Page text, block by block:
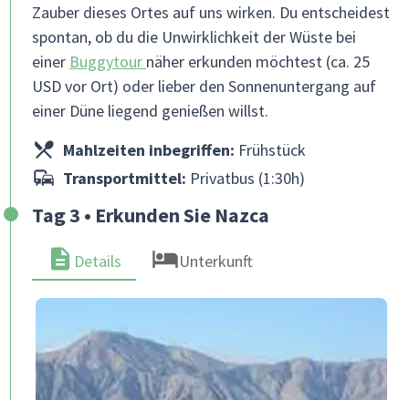
Zauber dieses Ortes auf uns wirken. Du entscheidest
spontan, ob du die Unwirklichkeit der Wüste bei
einer Buggytour näher erkunden möchtest (ca. 25
USD vor Ort) oder lieber den Sonnenuntergang auf
einer Düne liegend genießen willst.
Mahlzeiten inbegriffen: Frühstück
Transportmittel: Privatbus (1:30h)
Tag 3 • Erkunden Sie Nazca
Details Unterkunft